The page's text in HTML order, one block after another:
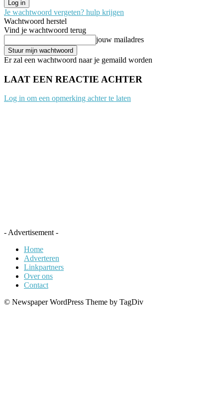
Je wachtwoord vergeten? hulp krijgen
Wachtwoord herstel
Vind je wachtwoord terug
jouw mailadres
Er zal een wachtwoord naar je gemaild worden
LAAT EEN REACTIE ACHTER
Log in om een opmerking achter te laten
- Advertisement -
Home
Adverteren
Linkpartners
Over ons
Contact
© Newspaper WordPress Theme by TagDiv